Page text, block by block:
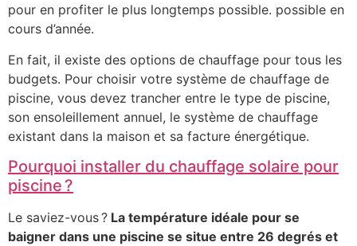
pour en profiter le plus longtemps possible. possible en
cours d’année.
En fait, il existe des options de chauffage pour tous les
budgets. Pour choisir votre système de chauffage de
piscine, vous devez trancher entre le type de piscine,
son ensoleillement annuel, le système de chauffage
existant dans la maison et sa facture énergétique.
Pourquoi installer du chauffage solaire pour
piscine ?
Le saviez-vous ? La température idéale pour se
baigner dans une piscine se situe entre 26 degrés et